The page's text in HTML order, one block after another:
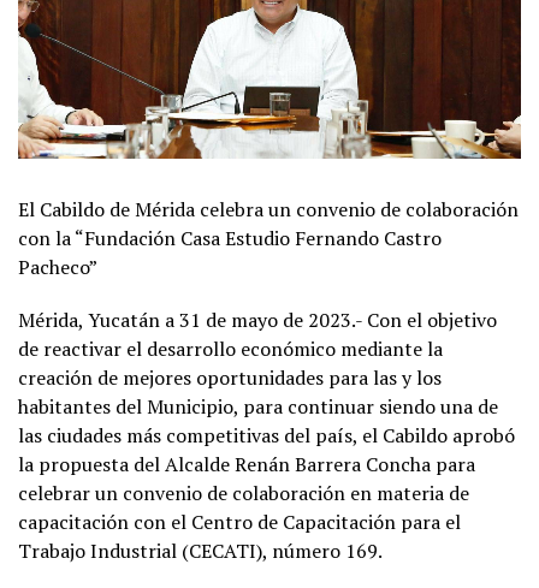
El Cabildo de Mérida celebra un convenio de colaboración
con la “Fundación Casa Estudio Fernando Castro
Pacheco”
Mérida, Yucatán a 31 de mayo de 2023.- Con el objetivo
de reactivar el desarrollo económico mediante la
creación de mejores oportunidades para las y los
habitantes del Municipio, para continuar siendo una de
las ciudades más competitivas del país, el Cabildo aprobó
la propuesta del Alcalde Renán Barrera Concha para
celebrar un convenio de colaboración en materia de
capacitación con el Centro de Capacitación para el
Trabajo Industrial (CECATI), número 169.